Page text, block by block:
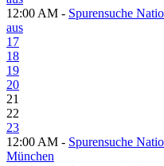
12:00 AM - Spurensuche
aus
17
18
19
20
21
22
23
12:00 AM - Spurensuche
München